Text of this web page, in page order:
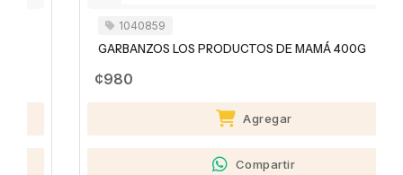
1040859
GARBANZOS LOS PRODUCTOS DE MAMÁ 400G
Agregar
Compartir